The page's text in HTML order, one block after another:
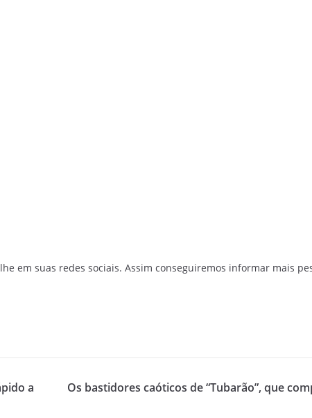
em suas redes sociais. Assim conseguiremos informar mais
a
Os bastidores caóticos de “Tubarão”, que